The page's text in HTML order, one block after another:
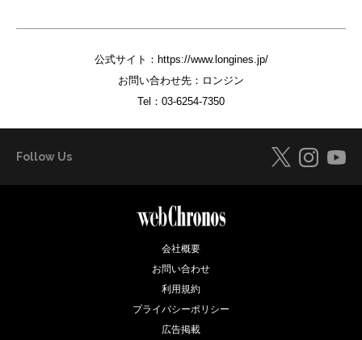
公式サイト： https://www.longines.jp/
お問い合わせ先：ロンジン
Tel： 03-6254-7350
Follow Us
会社概要
お問い合わせ
利用規約
プライバシーポリシー
広告掲載